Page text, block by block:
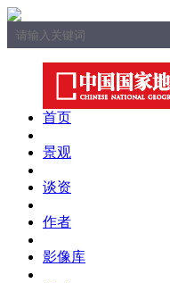
首页
景观
谈资
作者
影像库